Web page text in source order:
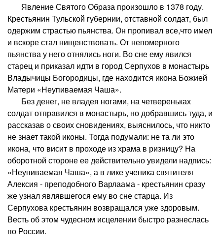
Явление Святого Образа произошло в 1378 году.
Крестьянин Тульской губернии, отставной солдат, был
одержим страстью пьянства. Он пропивал все,что имел
и вскоре стал нищенствовать. От непомерного
пьянства у него отнялись ноги. Во сне ему явился
старец и приказал идти в город Серпухов в монастырь
Владычицы Богородицы, где находится икона Божией
Матери «Неупиваемая Чаша».
Без денег, не владея ногами, на четвереньках
солдат отправился в монастырь, но добравшись туда, и
рассказав о своих сновидениях, выяснилось, что никто
не знает такой иконы. Тогда подумали: не та ли это
икона, что висит в проходе из храма в ризницу? На
оборотной стороне ее действительно увидели надпись:
«Неупиваемая Чаша», а в лике ученика святителя
Алексия - преподобного Варлаама - крестьянин сразу
же узнал являвшегося ему во сне старца. Из
Серпухова крестьянин возвращался уже здоровым.
Весть об этом чудесном исцелении быстро разнеслась
по России.